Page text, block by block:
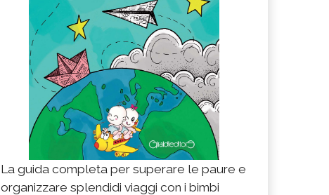
La guida completa per superare le paure e
organizzare splendidi viaggi con i bimbi